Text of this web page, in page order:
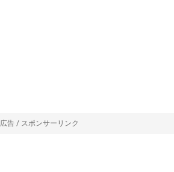
広告 / スポンサーリンク